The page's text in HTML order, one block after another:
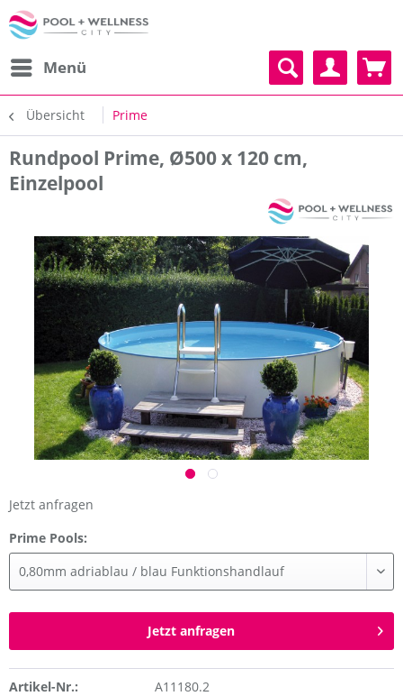
Menü
Übersicht Prime
Rundpool Prime, Ø500 x 120 cm,
Einzelpool
Jetzt anfragen
Prime Pools:
Jetzt anfragen
Artikel-Nr.: A11180.2